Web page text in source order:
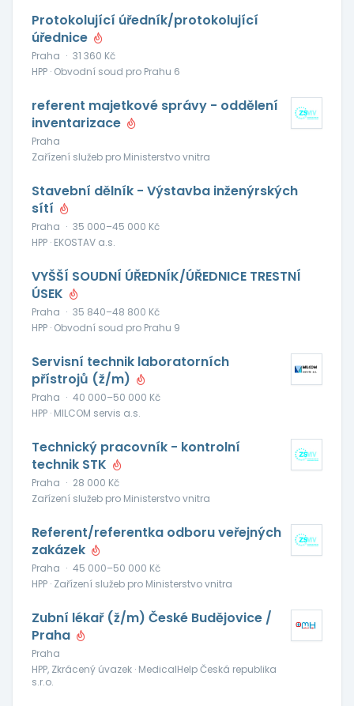
Protokolující úředník/protokolující
úřednice
Praha · 31 360 Kč
HPP · Obvodní soud pro Prahu 6
referent majetkové správy - oddělení
inventarizace
Praha
Zařízení služeb pro Ministerstvo vnitra
Stavební dělník - Výstavba inženýrských
sítí
Praha · 35 000–45 000 Kč
HPP · EKOSTAV a.s.
VYŠŠÍ SOUDNÍ ÚŘEDNÍK/ÚŘEDNICE TRESTNÍ
ÚSEK
Praha · 35 840–48 800 Kč
HPP · Obvodní soud pro Prahu 9
Servisní technik laboratorních
přístrojů (ž/m)
Praha · 40 000–50 000 Kč
HPP · MILCOM servis a.s.
Technický pracovník - kontrolní
technik STK
Praha · 28 000 Kč
Zařízení služeb pro Ministerstvo vnitra
Referent/referentka odboru veřejných
zakázek
Praha · 45 000–50 000 Kč
HPP · Zařízení služeb pro Ministerstvo vnitra
Zubní lékař (ž/m) České Budějovice /
Praha
Praha
HPP, Zkrácený úvazek · MedicalHelp Česká republika
s.r.o.